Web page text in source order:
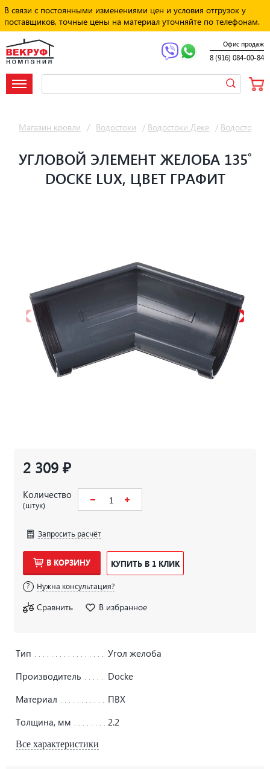
В связи с постоянными изменениями цен и условия отгрузок у
поставщиков, точные цены на материал уточняйте по телефонам.
Офис продаж
8 (916) 084-00-84
Магазин кровли / Водостоки / Водостоки Деке / Водостоки
УГЛОВОЙ ЭЛЕМЕНТ ЖЕЛОБА 135˚
DOCKE LUX, ЦВЕТ ГРАФИТ
2 309 ₽
Количество
(штук)
Запросить расчёт
В КОРЗИНУ КУПИТЬ В 1 КЛИК
Нужна консультация?
Сравнить В избранное
Тип
Угол желоба
Производитель
Docke
Материал
ПВХ
Толщина, мм
2.2
Все характеристики